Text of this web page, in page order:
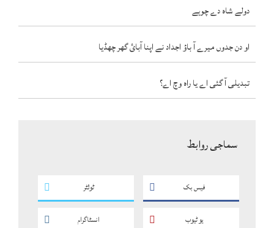
دولے شاہ دے چوہے
او دن جدوں میرے آ باؤ اجداد نے اپنا آبائ گھر چھڈیا
تبدیلی آ گئی اے یا راہ وچ اے؟
سماجی روابط
فیس بک ٹوئٹر
یو ٹیوب انسٹاگرام